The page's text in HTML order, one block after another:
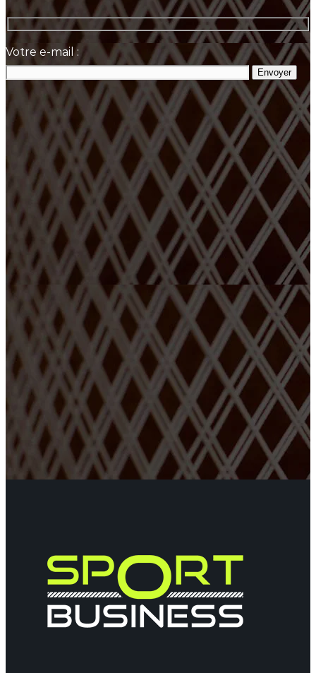
Votre e-mail :